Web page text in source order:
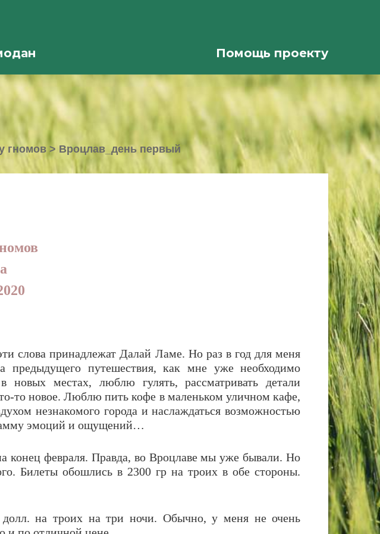
Помощь проекту
гномов > Вроцлав_день первый
слова принадлежат Далай Ламе. Но раз в год для меня
путешествия, как мне уже необходимо
местах, люблю гулять, рассматривать детали
то новое. Люблю пить кофе в маленьком уличном кафе,
незнакомого города и наслаждаться возможностью
эмоций и ощущений…
конец февраля. Правда, во Вроцлаве мы уже бывали. Но
Билеты обошлись в 2300 гр на троих в обе стороны.
долл. на троих на три ночи. Обычно, у меня не очень